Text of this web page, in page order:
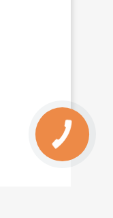
КНОПКА
ЗВ'ЯЗКУ